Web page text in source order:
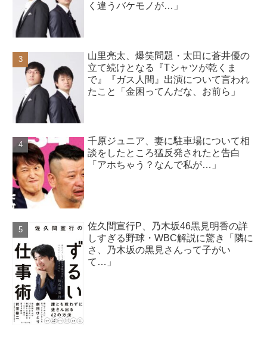
く違うバケモノが…」
山里亮太、爆笑問題・太田に蒼井優の
立て続けとなる『Tシャツが乾くま
で』『ガス人間』出演について言われ
たこと「金困ってんだな、お前ら」
千原ジュニア、妻に駐車場について相
談をしたところ猛反発されたと告白
「アホちゃう？なんで私が…」
佐久間宣行P、乃木坂46黒見明香の詳
しすぎる野球・WBC解説に驚き「隣に
さ、乃木坂の黒見さんって子がい
て…」